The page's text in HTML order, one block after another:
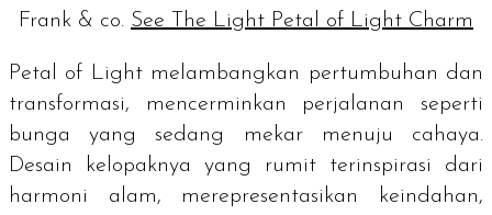
Frank & co. See The Light Petal of Light Charm
Petal of Light melambangkan pertumbuhan dan
transformasi, mencerminkan perjalanan seperti
bunga yang sedang mekar menuju cahaya.
Desain kelopaknya yang rumit terinspirasi dari
harmoni alam, merepresentasikan keindahan,